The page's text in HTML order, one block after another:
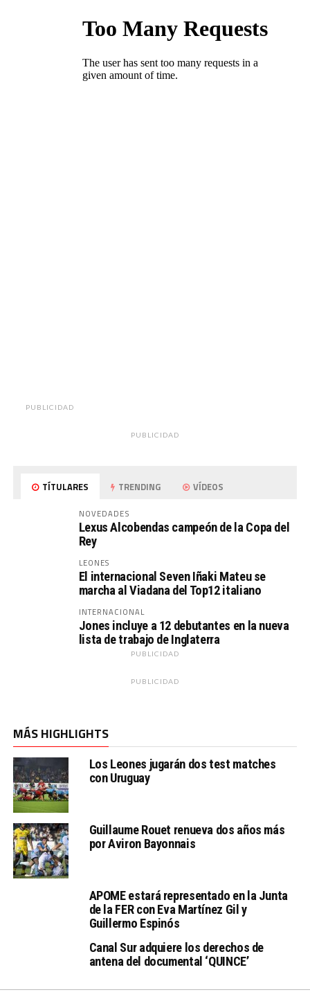
PUBLICIDAD
PUBLICIDAD
TÍTULARES TRENDING VÍDEOS
NOVEDADES
Lexus Alcobendas campeón de la Copa del
Rey
LEONES
El internacional Seven Iñaki Mateu se
marcha al Viadana del Top12 italiano
INTERNACIONAL
Jones incluye a 12 debutantes en la nueva
lista de trabajo de Inglaterra
PUBLICIDAD
PUBLICIDAD
MÁS HIGHLIGHTS
Los Leones jugarán dos test matches
con Uruguay
Guillaume Rouet renueva dos años más
por Aviron Bayonnais
APOME estará representado en la Junta
de la FER con Eva Martínez Gil y
Guillermo Espinós
Canal Sur adquiere los derechos de
antena del documental ‘QUINCE’